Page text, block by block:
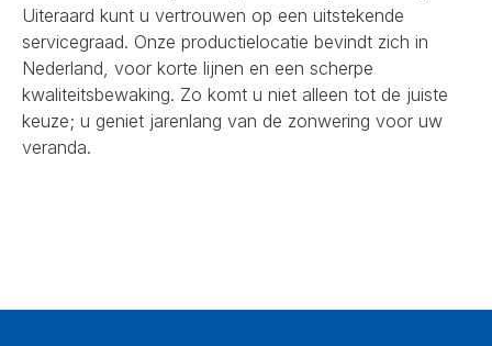
Uiteraard kunt u vertrouwen op een uitstekende
servicegraad. Onze productielocatie bevindt zich in
Nederland, voor korte lijnen en een scherpe
kwaliteitsbewaking. Zo komt u niet alleen tot de juiste
keuze; u geniet jarenlang van de zonwering voor uw
veranda.